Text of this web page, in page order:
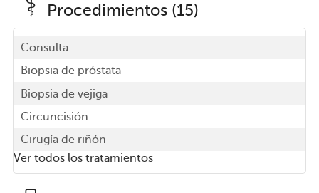
Procedimientos (15)
Consulta
Biopsia de próstata
Biopsia de vejiga
Circuncisión
Cirugía de riñón
Ver todos los tratamientos